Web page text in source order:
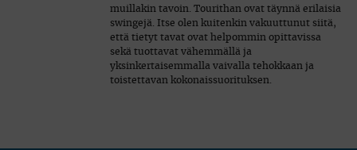
muillakin tavoin. Tourithan ovat täynnä erilaisia
swingejä. Itse olen kuitenkin vakuuttunut siitä,
että tietyt tavat ovat helpommin opittavissa
sekä tuottavat vähemmällä ja
yksinkertaisemmalla vaivalla tehokkaan ja
toistettavan kokonaissuorituksen.